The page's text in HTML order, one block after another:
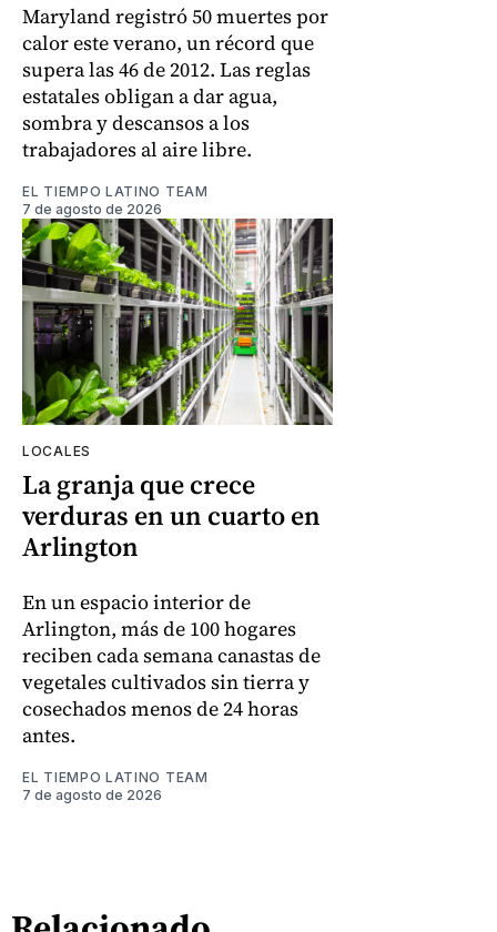
Maryland registró 50 muertes por
calor este verano, un récord que
supera las 46 de 2012. Las reglas
estatales obligan a dar agua,
sombra y descansos a los
trabajadores al aire libre.
EL TIEMPO LATINO TEAM
7 de agosto de 2026
LOCALES
La granja que crece
verduras en un cuarto en
Arlington
En un espacio interior de
Arlington, más de 100 hogares
reciben cada semana canastas de
vegetales cultivados sin tierra y
cosechados menos de 24 horas
antes.
EL TIEMPO LATINO TEAM
7 de agosto de 2026